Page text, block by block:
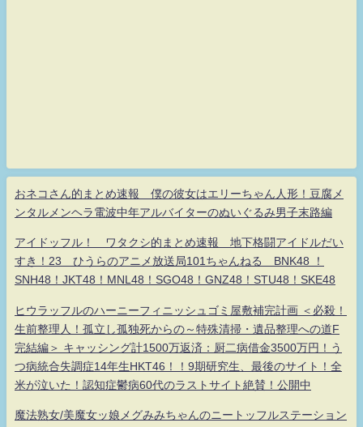
おネコさん的まとめ速報 僕の彼女はエリーちゃん人形！豆腐メ
ンタルメンヘラ電波中年アルバイターのぬいぐるみ男子末路編
アイドッフル！ ワタクシ的まとめ速報 地下格闘アイドルだい
すき！23 ひうらのアニメ放送局101ちゃんねる BNK48 ！
SNH48！JKT48！MNL48！SGO48！GNZ48！STU48！SKE48
ヒウラッフルのハーニーフィニッシュゴミ屋敷補完計画 ＜必殺！
生前整理人！孤立し孤独死からの～特殊清掃・遺品整理への道F
完結編＞ キャッシング計1500万返済：厨二病借金3500万円！う
つ病統合失調症14年生HKT46！！9期研究生、最後のサイト！全
米が泣いた！認知症鬱病60代のラストサイト絶賛！公開中
魔法熟女/美魔女ッ娘メグみみちゃんのニートッフルステーション